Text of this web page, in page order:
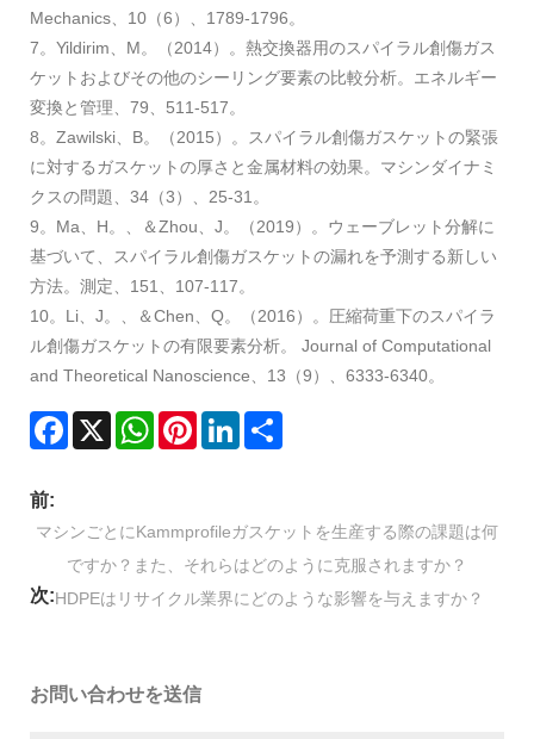
Mechanics、10（6）、1789-1796。
7。Yildirim、M。（2014）。熱交換器用のスパイラル創傷ガス
ケットおよびその他のシーリング要素の比較分析。エネルギー
変換と管理、79、511-517。
8。Zawilski、B。（2015）。スパイラル創傷ガスケットの緊張
に対するガスケットの厚さと金属材料の効果。マシンダイナミ
クスの問題、34（3）、25-31。
9。Ma、H。、＆Zhou、J。（2019）。ウェーブレット分解に
基づいて、スパイラル創傷ガスケットの漏れを予測する新しい
方法。測定、151、107-117。
10。Li、J。、＆Chen、Q。（2016）。圧縮荷重下のスパイラ
ル創傷ガスケットの有限要素分析。 Journal of Computational
and Theoretical Nanoscience、13（9）、6333-6340。
Facebook
X WhatsAppPinterestLinkedIn
前:
マシンごとにKammprofileガスケットを生産する際の課題は何
ですか？また、それらはどのように克服されますか？
次:HDPEはリサイクル業界にどのような影響を与えますか？
お問い合わせを送信